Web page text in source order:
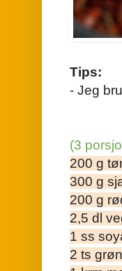
Tips:
- Jeg
(3
200 g
300 g
200 g
2,5 dl
1 ss
2 ts